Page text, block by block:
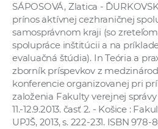
SÁPOSOVÁ, Zlatica -
prínos aktívnej cezhraničnej
samosprávnom kraji (so
spolupráce inštitúcii a na
evaluačná štúdia). In Teória a
zborník príspevkov z
konferencie organizovanej pri
založenia Fakulty verejnej
11.-12.9.2013. časť 2. - Košice :
UPJŠ, 2013, s. 222-231. ISBN 978-